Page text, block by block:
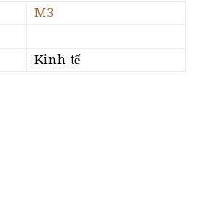
M3
Kinh tế